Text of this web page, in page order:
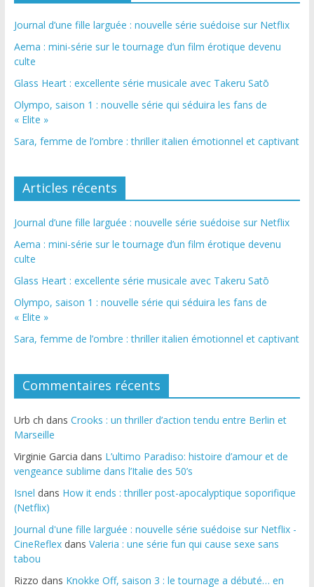
Journal d’une fille larguée : nouvelle série suédoise sur Netflix
Aema : mini-série sur le tournage d’un film érotique devenu
culte
Glass Heart : excellente série musicale avec Takeru Satō
Olympo, saison 1 : nouvelle série qui séduira les fans de
« Elite »
Sara, femme de l’ombre : thriller italien émotionnel et captivant
Articles récents
Journal d’une fille larguée : nouvelle série suédoise sur Netflix
Aema : mini-série sur le tournage d’un film érotique devenu
culte
Glass Heart : excellente série musicale avec Takeru Satō
Olympo, saison 1 : nouvelle série qui séduira les fans de
« Elite »
Sara, femme de l’ombre : thriller italien émotionnel et captivant
Commentaires récents
Urb ch dans Crooks : un thriller d’action tendu entre Berlin et
Marseille
Virginie Garcia dans L’ultimo Paradiso: histoire d’amour et de
vengeance sublime dans l’Italie des 50’s
Isnel dans How it ends : thriller post-apocalyptique soporifique
(Netflix)
Journal d'une fille larguée : nouvelle série suédoise sur Netflix -
CineReflexdans Valeria : une série fun qui cause sexe sans
tabou
Rizzo dans Knokke Off, saison 3 : le tournage a débuté… en